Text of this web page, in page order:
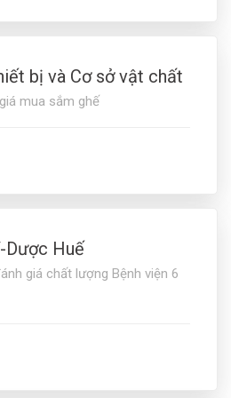
bị và Cơ sở vật chất
mua sắm ghế
Dược Huế
giá chất lượng Bệnh viện 6